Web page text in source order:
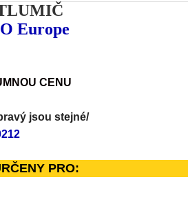
Europe
CENU
jsou stejné/
PRO: